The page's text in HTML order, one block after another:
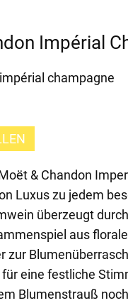
Impérial
champagne
& Chandon
Luxus zu jedem
überzeugt
aus
zur
eine festliche
Blumenstrauß